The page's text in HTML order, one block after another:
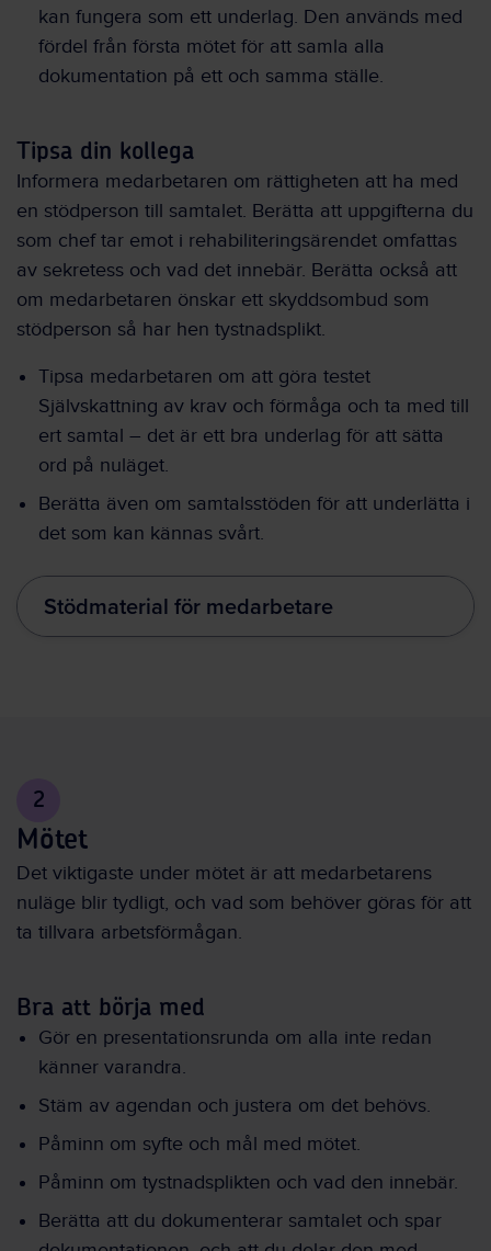
kan fungera som ett underlag. Den används med
fördel från första mötet för att samla alla
dokumentation på ett och samma ställe.
Tipsa din kollega
Informera medarbetaren om rättigheten att ha med
en stödperson till samtalet. Berätta att uppgifterna du
som chef tar emot i rehabiliteringsärendet omfattas
av sekretess och vad det innebär. Berätta också att
om medarbetaren önskar ett skyddsombud som
stödperson så har hen tystnadsplikt.
Tipsa medarbetaren om att göra testet
Självskattning av krav och förmåga och ta med till
ert samtal – det är ett bra underlag för att sätta
ord på nuläget.
Berätta även om samtalsstöden för att underlätta i
det som kan kännas svårt.
Stödmaterial för medarbetare
2
Mötet
Det viktigaste under mötet är att medarbetarens
nuläge blir tydligt, och vad som behöver göras för att
ta tillvara arbetsförmågan.
Bra att börja med
Gör en presentationsrunda om alla inte redan
känner varandra.
Stäm av agendan och justera om det behövs.
Påminn om syfte och mål med mötet.
Påminn om tystnadsplikten och vad den innebär.
Berätta att du dokumenterar samtalet och spar